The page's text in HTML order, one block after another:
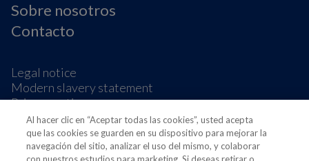
Sobre nosotros
Contacto
Legal notice
Modern slavery statement
Privacy notice
Terms & conditions
Preferencias de cookies
Al hacer clic en “Aceptar todas las cookies”, usted acepta
que las cookies se guarden en su dispositivo para mejorar la
navegación del sitio, analizar el uso del mismo, y colaborar